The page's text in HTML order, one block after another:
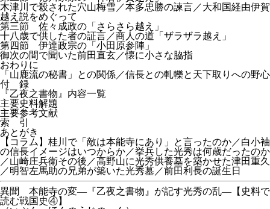
木津川で殺された穴山梅雪／本多忠勝の諫言／大和国経由伊賀
越え説をめぐって
第三節 佐々成政の「さらさら越え」
十八歳で供した者の証言／商人の道「ザラザラ越え」
第四節 伊達政宗の「小田原参陣」
御次の間で聞いた前田直玄／懐に小さな脇指
おわりに
「山鹿流の秘書」との関係／信長との軋轢と天下取りへの野心
付 録
『乙夜之書物』内容一覧
主要史料解題
主要参考文献
索 引
あとがき
【コラム】桂川で「敵は本能寺にあり」と言ったのか／白小袖
の信長イメージはいつからか／挙兵した光秀は何歳だったのか
／山崎庄兵衛その後／高野山に光秀供養墓を築かせた津田重久
／明智左馬助の兄弟が築いた光秀墓／前田利長の誕生日
異聞 本能寺の変―『乙夜之書物』が記す光秀の乱―【史料で
読む戦国史④】